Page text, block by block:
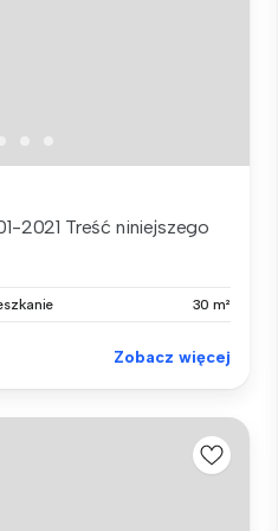
2021 Treść niniejszego
30 m²
Zobacz więcej